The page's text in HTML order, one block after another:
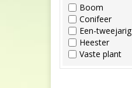
Boom
Conifeer
Een-tweejarig
Heester
Vaste plant